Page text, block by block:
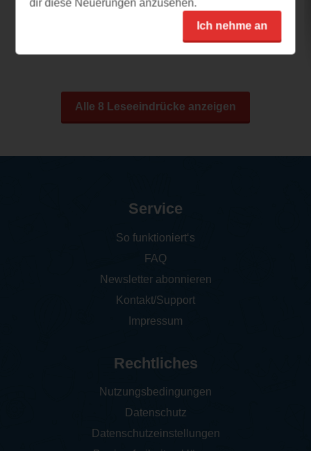
Das Cover des Buches kann gar nicht korrekt
widerspiegeln,was in diesem Roman so alles
Alle 8 Leseeindrücke anzeigen
dir diese Neuerungen anzusehen.
Ich nehme an
Service
So funktioniert‘s
FAQ
Newsletter abonnieren
Kontakt/Support
Impressum
Rechtliches
Nutzungsbedingungen
Datenschutz
Datenschutzeinstellungen